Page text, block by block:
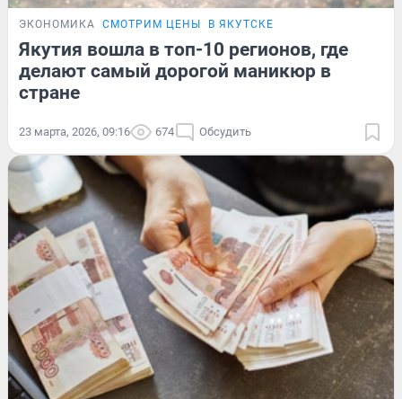
ЭКОНОМИКА СМОТРИМ ЦЕНЫ В ЯКУТСКЕ
Якутия вошла в топ-10 регионов, где
делают самый дорогой маникюр в
стране
23 марта, 2026, 09:16 674 Обсудить